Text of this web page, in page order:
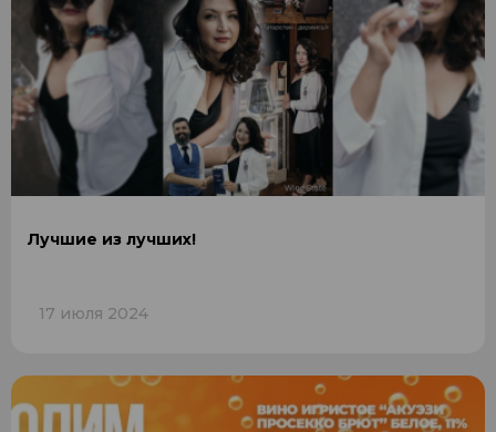
Лучшие из лучших!
17 июля 2024